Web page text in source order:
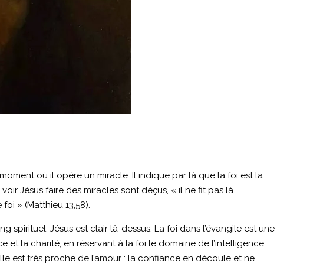
où il opère un miracle. Il indique par là que la foi est la
Jésus faire des miracles sont déçus, « il ne fit pas là
» (Matthieu 13,58).
spirituel, Jésus est clair là-dessus. La foi dans l’évangile est une
et la charité, en réservant à la foi le domaine de l’intelligence,
est très proche de l’amour : la confiance en découle et ne